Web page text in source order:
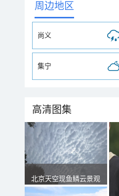
周边地区
尚义
集宁
高清图集
北京天空现鱼鳞云景观